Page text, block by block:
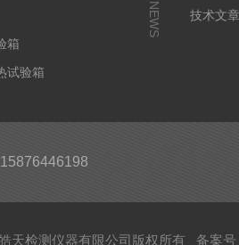
箱
试验箱
NEWS
技术文
天检测仪器有限公司版权所有 备案号